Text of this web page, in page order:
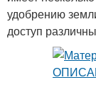
удобрению
доступ